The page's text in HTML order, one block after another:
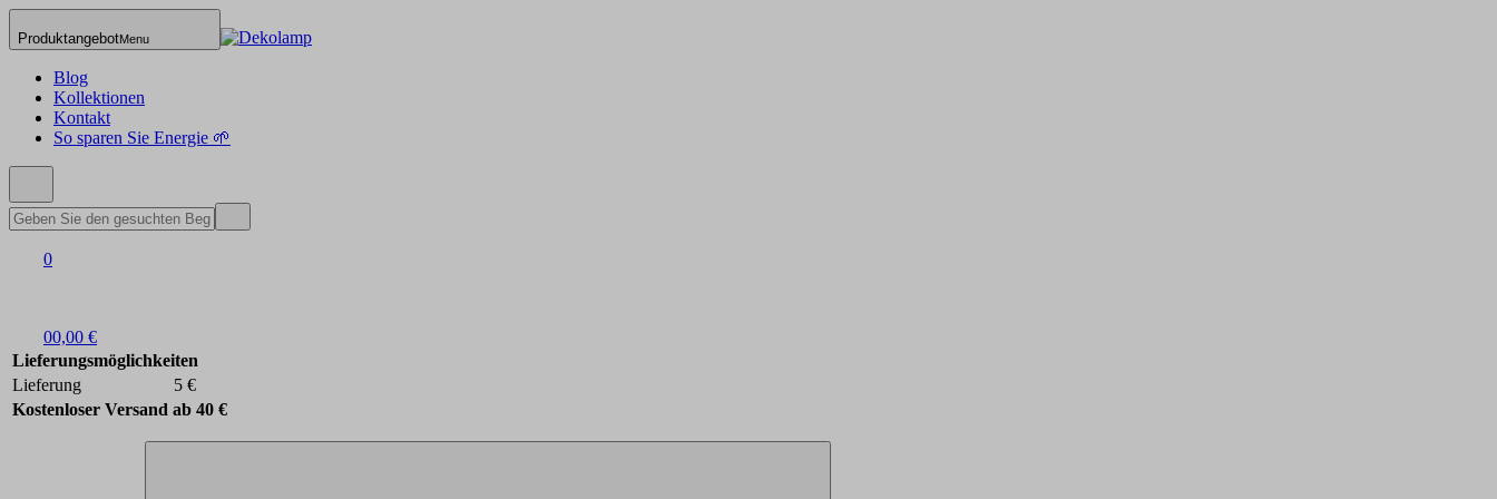
ProduktangebotMenu
Blog
Kollektionen
Kontakt
So sparen Sie Energie 🌱
0
00,00 €
Lieferungsmöglichkeiten
Lieferung
5 €
Kostenloser Versand ab 40 €